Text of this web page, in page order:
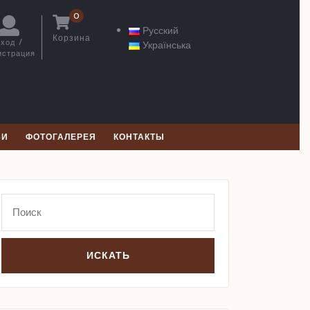
/
Корзина
0
Русский
Українська
ФОТОГАЛЕРЕЯ КОНТАКТЫ
for: